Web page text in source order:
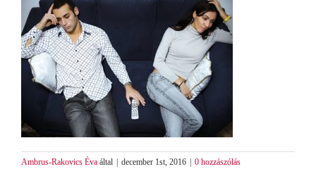
Ambrus-Rakovics Éva által | december 1st, 2016 | 0 hozzászólás